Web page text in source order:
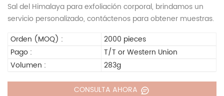
Sal del Himalaya para exfoliación corporal, brindamos un
servicio personalizado, contáctenos para obtener muestras.
Orden (MOQ) :
2000 pieces
Pago :
T/T or Western Union
Volumen :
283g
CONSULTA AHORA